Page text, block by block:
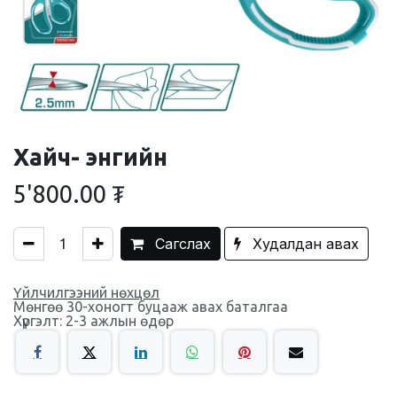
Хайч- энгийн
5'800.00 ₮
Сагслах Худалдан авах
Үйлчилгээний нөхцөл
Мөнгөө 30-хоногт буцааж авах баталгаа
Хүргэлт: 2-3 ажлын өдөр